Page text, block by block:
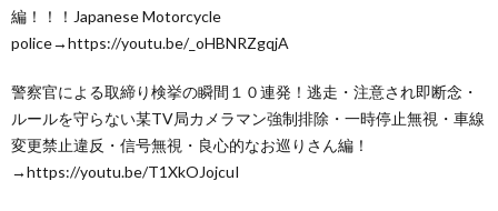
編！！！Japanese Motorcycle
police→https://youtu.be/_oHBNRZgqjA
警察官による取締り検挙の瞬間１０連発！逃走・注意され即断念・
ルールを守らない某TV局カメラマン強制排除・一時停止無視・車線
変更禁止違反・信号無視・良心的なお巡りさん編！
→https://youtu.be/T1XkOJojcuI